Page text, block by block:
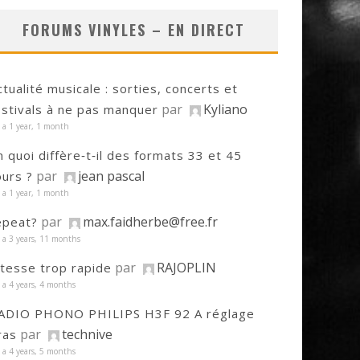
FORUMS VINYLES – EN DIRECT
musicale : sorties, concerts et
à ne pas manquer par Kyliano
a 1 year, 1 month
quoi diffère‑t‑il des formats 33 et 45
? par jean pascal
a 1 year, 1 month
par max.faidherbe@free.fr
a 3 years, 11 months
trop rapide par RAJOPLIN
a 4 years, 4 months
PHONO PHILIPS H3F 92 A réglage
par technive
a 4 years, 5 months